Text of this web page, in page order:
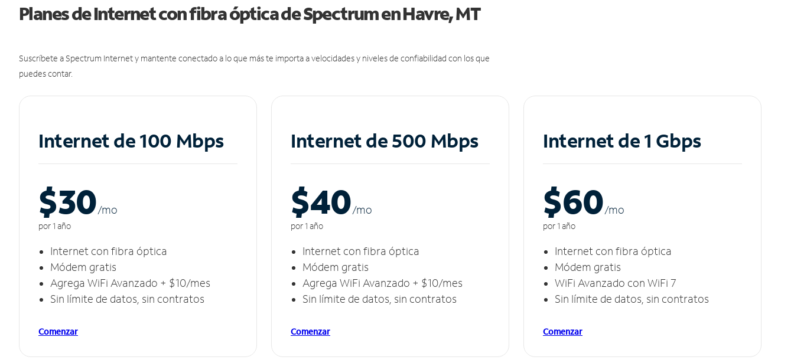
Planes de Internet con fibra óptica de Spectrum en Havre, MT
Suscríbete a Spectrum Internet y mantente conectado a lo que más te importa a velocidades y niveles de confiabilidad con los que
puedes contar.
Internet de 100 Mbps
$30/mo
por 1 año
Internet con fibra óptica
Módem gratis
Agrega WiFi Avanzado + $10/mes
Sin límite de datos, sin contratos
Comenzar
Internet de 500 Mbps
$40/mo
por 1 año
Internet con fibra óptica
Módem gratis
Agrega WiFi Avanzado + $10/mes
Sin límite de datos, sin contratos
Comenzar
Internet de 1 Gbps
$60/mo
por 1 año
Internet con fibra óptica
Módem gratis
WiFi Avanzado con WiFi 7
Sin límite de datos, sin contratos
Comenzar